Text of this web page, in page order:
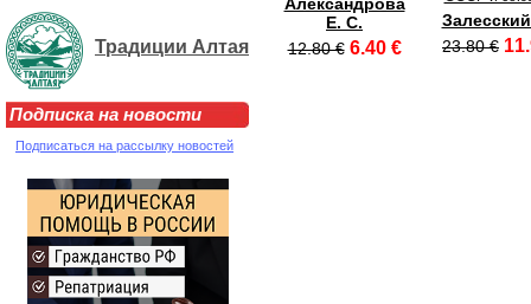
Традиции Алтая
Подписка на новости
Подписаться на рассылку новостей
Е. С.
12.80 € 6.40 €
23.80 €